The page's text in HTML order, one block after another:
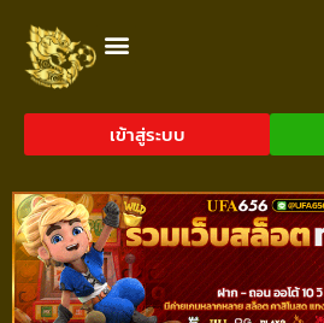
เข้าสู่ระบบ